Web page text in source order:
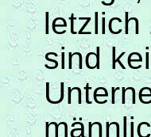
letzlich
sind